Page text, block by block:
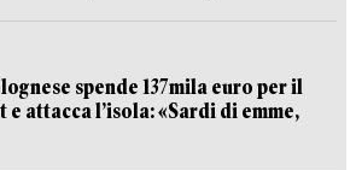
spende 137mila euro per il
attacca l’isola: «Sardi di emme,